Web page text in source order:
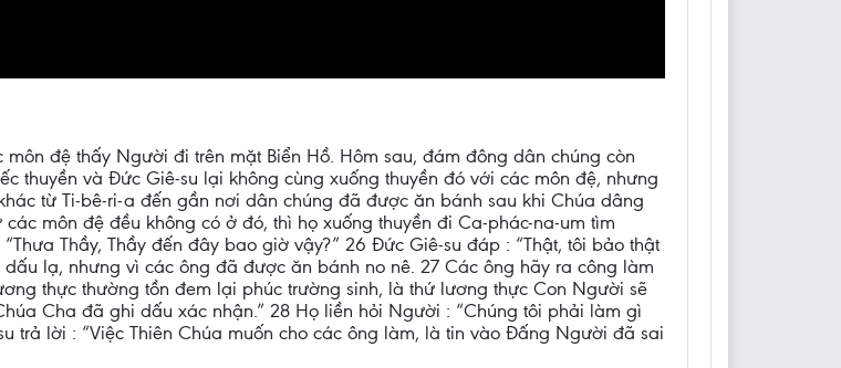
đệ thấy Người đi trên mặt Biển Hồ. Hôm sau, đám đông dân chúng còn
thuyền và Đức Giê-su lại không cùng xuống thuyền đó với các môn đệ, nhưng
từ Ti-bê-ri-a đến gần nơi dân chúng đã được ăn bánh sau khi Chúa dâng
môn đệ đều không có ở đó, thì họ xuống thuyền đi Ca-phác-na-um tìm
Thầy, Thầy đến đây bao giờ vậy?” 26 Đức Giê-su đáp : “Thật, tôi bảo thật
lạ, nhưng vì các ông đã được ăn bánh no nê. 27 Các ông hãy ra công làm
thực thường tồn đem lại phúc trường sinh, là thứ lương thực Con Người sẽ
Cha đã ghi dấu xác nhận.” 28 Họ liền hỏi Người : “Chúng tôi phải làm gì
trả lời : “Việc Thiên Chúa muốn cho các ông làm, là tin vào Đấng Người đã sai